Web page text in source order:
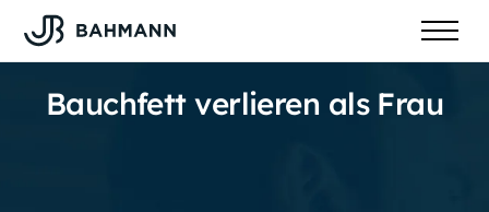
Bauchfett verlieren als Frau